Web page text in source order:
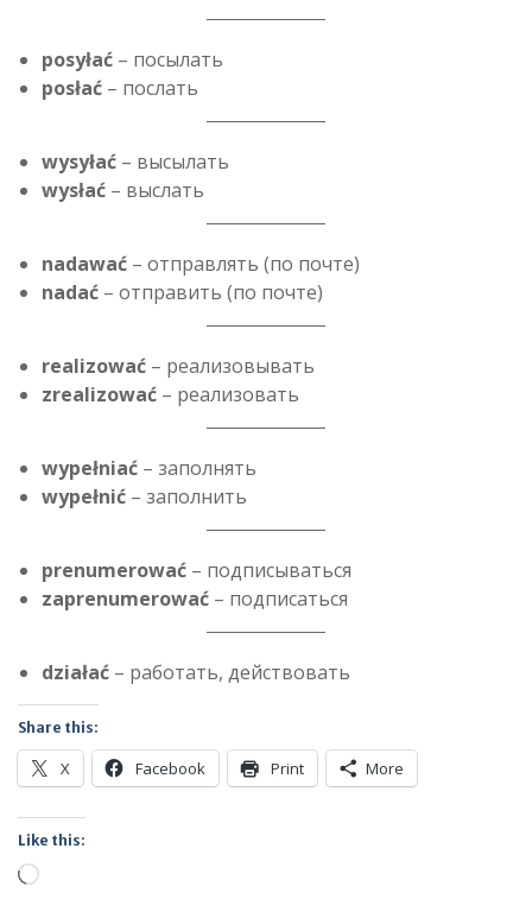
posyłać – посылать
posłać – послать
wysyłać – высылать
wysłać – выслать
nadawać – отправлять (по почте)
nadać – отправить (по почте)
realizować – реализовывать
zrealizować – реализовать
wypełniać – заполнять
wypełnić – заполнить
prenumerować – подписываться
zaprenumerować – подписаться
działać – работать, действовать
Share this:
X Facebook Print More
Like this:
Loading…